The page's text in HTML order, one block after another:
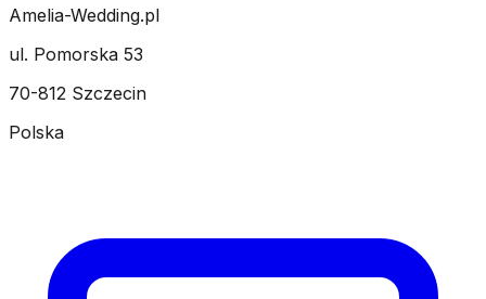
Amelia-Wedding.pl
ul. Pomorska 53
70-812 Szczecin
Polska